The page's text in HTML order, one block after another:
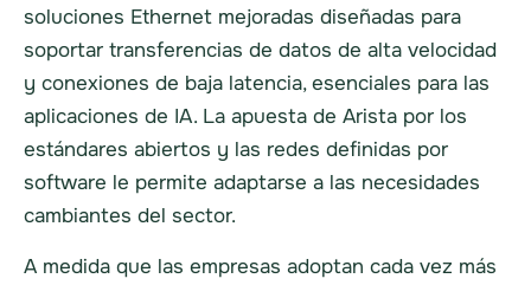
soluciones Ethernet mejoradas diseñadas para
soportar transferencias de datos de alta velocidad
y conexiones de baja latencia, esenciales para las
aplicaciones de IA. La apuesta de Arista por los
estándares abiertos y las redes definidas por
software le permite adaptarse a las necesidades
cambiantes del sector.
A medida que las empresas adoptan cada vez más